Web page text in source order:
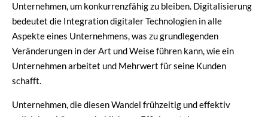
Unternehmen, um konkurrenzfähig zu bleiben. Digitalisierung
bedeutet die Integration digitaler Technologien in alle
Aspekte eines Unternehmens, was zu grundlegenden
Veränderungen in der Art und Weise führen kann, wie ein
Unternehmen arbeitet und Mehrwert für seine Kunden
schafft.
Unternehmen, die diesen Wandel frühzeitig und effektiv